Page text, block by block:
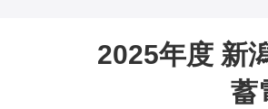
2025年度 新
蓄